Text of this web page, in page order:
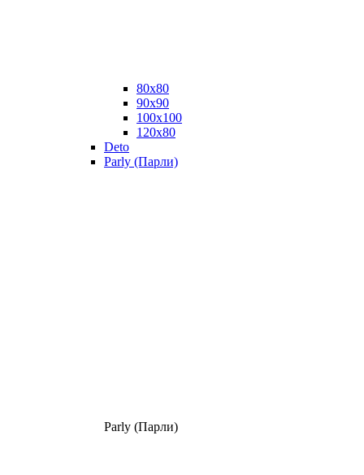
80x80
90x90
100x100
120x80
Deto
Parly (Парли)
Parly (Парли)